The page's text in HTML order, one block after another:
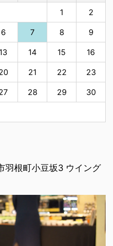
1 2
6 7 8 9
13 14 15 16
21 22 23
28 29 30
根町小豆坂3 ウイング